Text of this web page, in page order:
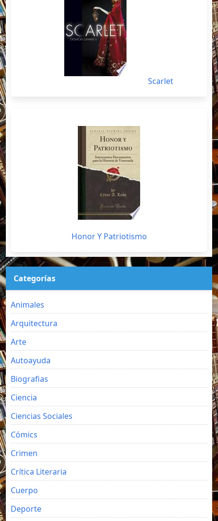
Scarlet
Honor Y Patriotismo
Categorías
Animales
Arquitectura
Arte
Autoayuda
Biografias
Ciencia
Ciencias Sociales
Cómics
Crimen
Crítica Literaria
Cuerpo
Deporte